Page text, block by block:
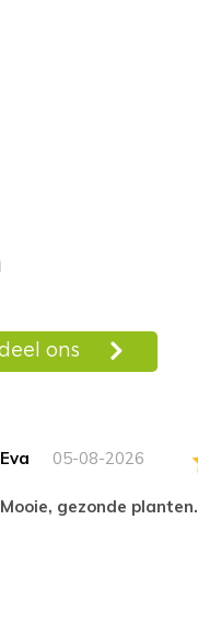
Eva 05-08-2026
Mooie, gezonde planten.